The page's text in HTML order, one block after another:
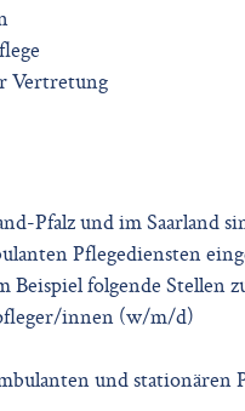
Vertretung
Pfalz und im Saarland
Pflegediensten
folgende Stellen
innen (w/m/d)
und stationären